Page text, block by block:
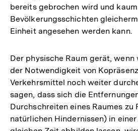
bereits gebrochen wird und
Bevölkerungsschichten
Einheit angesehen werden kann.
Der physische Raum gerät,
der Notwendigkeit von
Verkehrsmittel noch weiter
sagen, dass sich die
Durchschreiten eines Raumes zu
natürlichen Hindernissen) in